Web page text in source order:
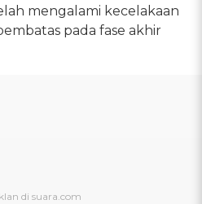
mengalami kecelakaan
pada fase akhir